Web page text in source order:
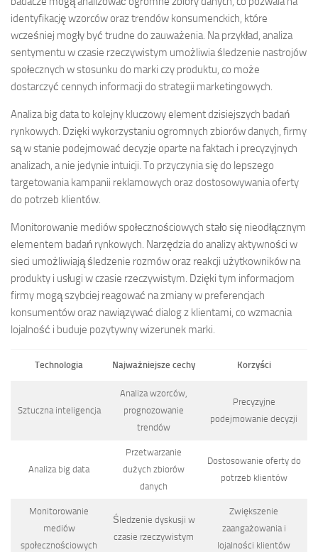
identyfikację wzorców oraz trendów konsumenckich, które
wcześniej mogły być trudne do zauważenia. Na przykład, analiza
sentymentu w czasie rzeczywistym umożliwia śledzenie nastrojów
społecznych w stosunku do marki czy produktu, co może
dostarczyć cennych informacji do strategii marketingowych.
Analiza big data to kolejny kluczowy element dzisiejszych badań
rynkowych. Dzięki wykorzystaniu ogromnych zbiorów danych, firmy
są w stanie podejmować decyzje oparte na faktach i precyzyjnych
analizach, a nie jedynie intuicji. To przyczynia się do lepszego
targetowania kampanii reklamowych oraz dostosowywania oferty
do potrzeb klientów.
Monitorowanie mediów społecznościowych stało się nieodłącznym
elementem badań rynkowych. Narzędzia do analizy aktywności w
sieci umożliwiają śledzenie rozmów oraz reakcji użytkowników na
produkty i usługi w czasie rzeczywistym. Dzięki tym informacjom
firmy mogą szybciej reagować na zmiany w preferencjach
konsumentów oraz nawiązywać dialog z klientami, co wzmacnia
lojalność i buduje pozytywny wizerunek marki.
Technologia Najważniejsze cechy Korzyści
Sztuczna inteligencja
Analiza wzorców,
prognozowanie
trendów
Precyzyjne
podejmowanie decyzji
Analiza big data
Przetwarzanie
dużych zbiorów
danych
Dostosowanie oferty do
potrzeb klientów
Monitorowanie
mediów
społecznościowych
Śledzenie dyskusji w
czasie rzeczywistym
Zwiększenie
zaangażowania i
lojalności klientów